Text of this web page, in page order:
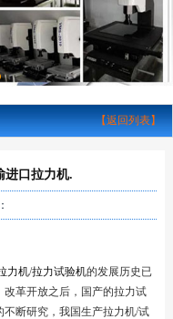
【返回列表】
进口拉力机.
力机/拉力试验机的发展历史已
革开放之后，国产的拉力试
断研究，我国生产拉力机/试